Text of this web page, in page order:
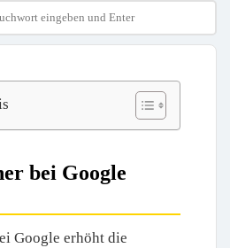
bei Google
Google erhöht die